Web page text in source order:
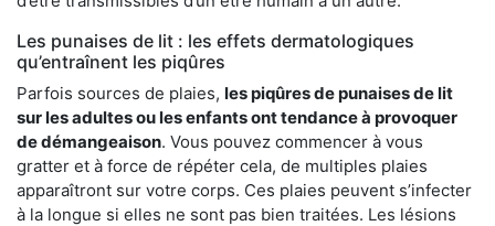
Les punaises de lit : les effets dermatologiques
qu’entraînent les piqûres
Parfois sources de plaies, les piqûres de punaises de lit
sur les adultes ou les enfants ont tendance à provoquer
de démangeaison. Vous pouvez commencer à vous
gratter et à force de répéter cela, de multiples plaies
apparaîtront sur votre corps. Ces plaies peuvent s’infecter
à la longue si elles ne sont pas bien traitées. Les lésions